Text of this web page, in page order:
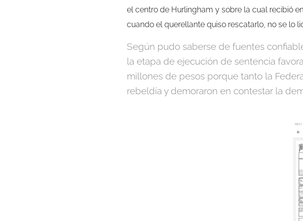
el centro de Hurlingham y sobre la cual recibió
cuando el querellante quiso rescatarlo, no se lo
Según pudo saberse de fuentes
la etapa de ejecución de sentencia
millones de pesos porque tanto la
rebeldía y demoraron en contestar la